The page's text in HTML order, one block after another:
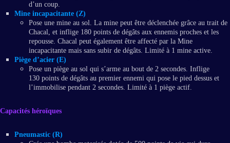
d’un coup.
Mine incapacitante (Z)
Pose une mine au sol. La mine peut être déclenchée grâce au trait de
Chacal, et inflige 180 points de dégâts aux ennemis proches et les
repousse. Chacal peut également être affecté par la Mine
incapacitante mais sans subir de dégâts. Limité à 1 mine active.
Piège d’acier (E)
Pose un piège au sol qui s’arme au bout de 2 secondes. Inflige
130 points de dégâts au premier ennemi qui pose le pied dessus et
l’immobilise pendant 2 secondes. Limité à 1 piège actif.
Capacités héroïques
Pneumastic (R)